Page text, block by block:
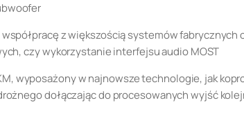
z większością systemów fabrycznych
czy wykorzystanie interfejsu audio MOST
wyposażony w najnowsze technologie, jak
dołączając do procesowanych wyjść